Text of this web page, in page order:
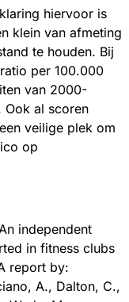
hiervoor is
klein van afmeting
te houden. Bij
per 100.000
van 2000-
Ook al scoren
veilige plek om
op
independent
in fitness clubs
report by:
A., Dalton, C.,